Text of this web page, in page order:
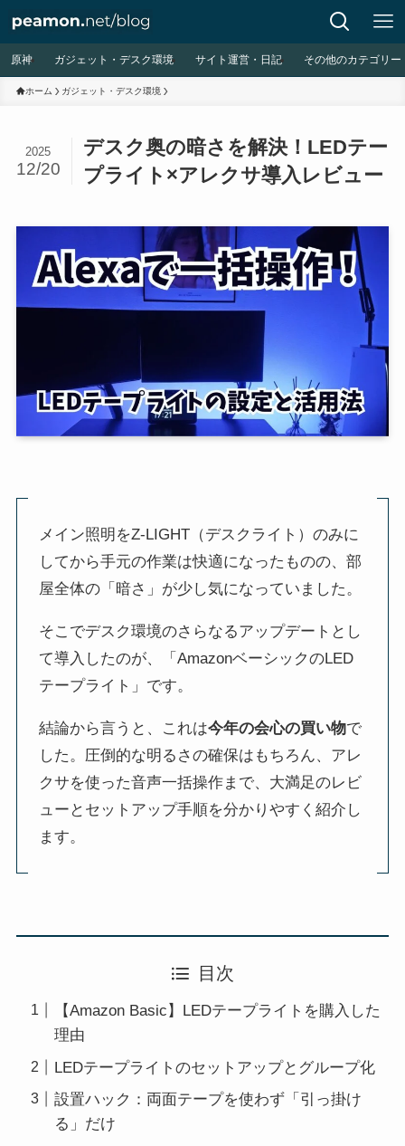
原神 ガジェット・デスク環境 サイト運営・日記 その他のカテゴリー
ホーム ガジェット・デスク環境
デスク奥の暗さを解決！LEDテー
プライト×アレクサ導入レビュー
2025
12/20
メイン照明をZ-LIGHT（デスクライト）のみに
してから手元の作業は快適になったものの、部
屋全体の「暗さ」が少し気になっていました。
そこでデスク環境のさらなるアップデートとし
て導入したのが、「AmazonベーシックのLED
テープライト」です。
結論から言うと、これは今年の会心の買い物で
した。圧倒的な明るさの確保はもちろん、アレ
クサを使った音声一括操作まで、大満足のレビ
ューとセットアップ手順を分かりやすく紹介し
ます。
目次
【Amazon Basic】LEDテープライトを購入した
理由
LEDテープライトのセットアップとグループ化
設置ハック：両面テープを使わず「引っ掛け
る」だけ